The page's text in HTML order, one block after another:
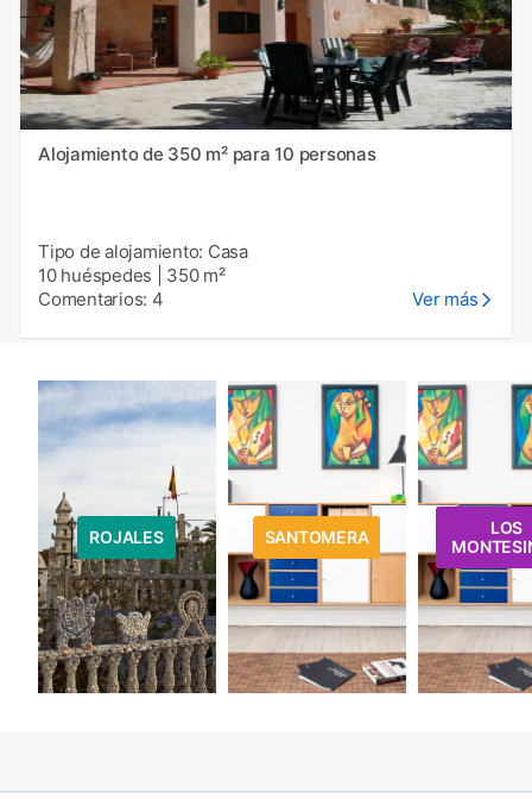
Alojamiento de 350 m² para 10 personas
Tipo de alojamiento: Casa
10 huéspedes
350 m²
Comentarios: 4
Ver más
ROJALES SANTOMERA
LOS